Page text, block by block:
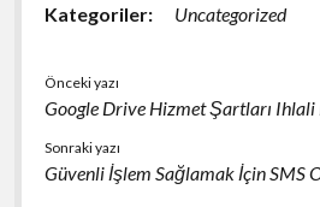
Kategoriler: Uncategorized
Önceki yazı
Google Drive Hizmet Şartları Ihlali
Sonraki yazı
Güvenli İşlem Sağlamak İçin SMS